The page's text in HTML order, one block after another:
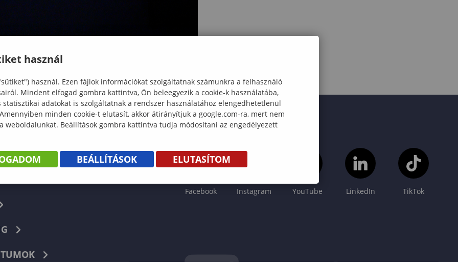
Facebook Instagram YouTube LinkedIn TikTok
használ
használ. Ezen fájlok információkat szolgáltatnak számunkra a felhasználó
Mindent elfogad gombra kattintva, Ön beleegyezik a cookie-k használatába,
statisztikai adatokat is szolgáltatnak a rendszer használatához elengedhetetlenül
minden cookie-t elutasít, akkor átirányítjuk a google.com-ra, mert nem
weboldalunkat. Beállítások gombra kattintva tudja módosítani az engedélyezett
BEÁLLÍTÁSOK ELUTASÍTOM